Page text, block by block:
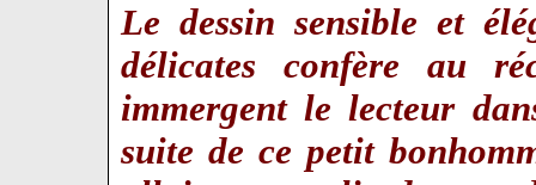
Le dessin sensible et
délicates confère au
immergent le lecteur
suite de ce petit